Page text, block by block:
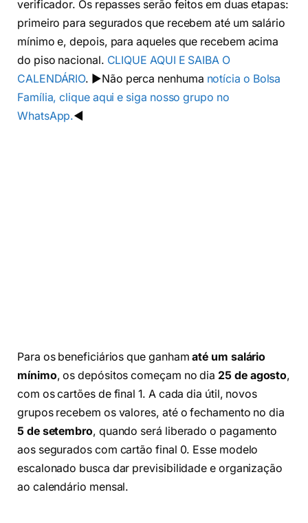
verificador. Os repasses serão feitos em duas etapas:
primeiro para segurados que recebem até um salário
mínimo e, depois, para aqueles que recebem acima
do piso nacional. CLIQUE AQUI E SAIBA O
CALENDÁRIO. ▶️Não perca nenhuma notícia o Bolsa
Família, clique aqui e siga nosso grupo no
WhatsApp.◀️
Para os beneficiários que ganhamaté um salário
mínimo, os depósitos começam no dia 25 de agosto,
com os cartões de final 1. A cada dia útil, novos
grupos recebem os valores, até o fechamento no dia
5 de setembro, quando será liberado o pagamento
aos segurados com cartão final 0. Esse modelo
escalonado busca dar previsibilidade e organização
ao calendário mensal.